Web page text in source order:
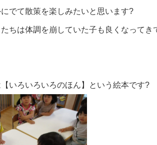
でて散策を楽しみたいと思います?
ちは体調を崩していた子も良くなってき
いろいろいろのほん】という絵本です?